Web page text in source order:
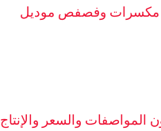
مكسرات وفصفص موديل
المواصفات والسعر والإنتاج